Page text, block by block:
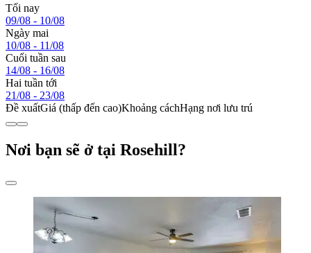
Tối nay
09/08 - 10/08
Ngày mai
10/08 - 11/08
Cuối tuần sau
14/08 - 16/08
Hai tuần tới
21/08 - 23/08
Đề xuấtGiá (thấp đến cao)Khoảng cáchHạng nơi lưu trú
Nơi bạn sẽ ở tại Rosehill?